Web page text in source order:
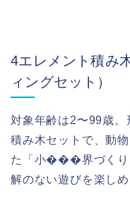
4エレメント積み
ィングセット）
対象年齢は2〜99歳。
積み木セットで、動
た「小���界づくり
解のない遊びを楽しめ